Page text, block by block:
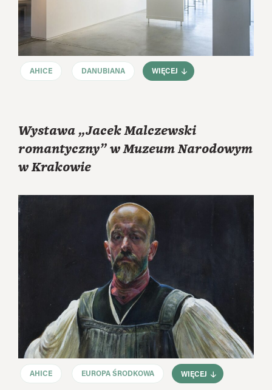
AHICE DANUBIANA WIĘCEJ
Wystawa „Jacek Malczewski
romantyczny” w Muzeum Narodowym
w Krakowie
AHICE EUROPA ŚRODKOWA WIĘCEJ